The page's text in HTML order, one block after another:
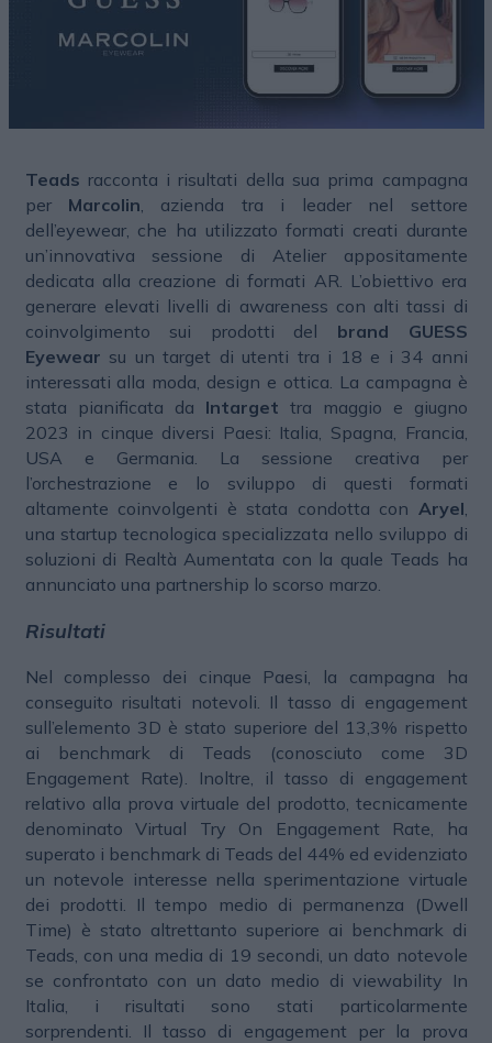
Teads racconta i risultati della sua prima campagna
per Marcolin , azienda tra i leader nel settore
dell’eyewear, che ha utilizzato formati creati durante
un’innovativa sessione di Atelier appositamente
dedicata alla creazione di formati AR. L’obiettivo era
generare elevati livelli di awareness con alti tassi di
coinvolgimento sui prodotti del brand GUESS
Eyewear su un target di utenti tra i 18 e i 34 anni
interessati alla moda, design e ottica. La campagna è
stata pianificata da Intarget tra maggio e giugno
2023 in cinque diversi Paesi: Italia, Spagna, Francia,
USA e Germania. La sessione creativa per
l’orchestrazione e lo sviluppo di questi formati
altamente coinvolgenti è stata condotta con Aryel
una startup tecnologica specializzata nello sviluppo di
soluzioni di Realtà Aumentata con la quale Teads ha
annunciato una partnership lo scorso marzo.
Risultati
Nel complesso dei cinque Paesi, la campagna ha
conseguito risultati notevoli. Il tasso di engagement
sull’elemento 3D è stato superiore del 13,3% rispetto
ai benchmark di Teads (conosciuto come 3D
Engagement Rate). Inoltre, il tasso di engagement
relativo alla prova virtuale del prodotto, tecnicamente
denominato Virtual Try On Engagement Rate, ha
superato i benchmark di Teads del 44% ed evidenziato
un notevole interesse nella sperimentazione virtuale
dei prodotti. Il tempo medio di permanenza (Dwell
Time) è stato altrettanto superiore ai benchmark di
Teads, con una media di 19 secondi, un dato notevole
se confrontato con un dato medio di viewability In
Italia, i risultati sono stati particolarmente
sorprendenti. Il tasso di engagement per la prova